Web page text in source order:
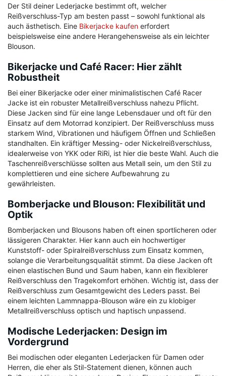
Der Stil deiner Lederjacke bestimmt oft, welcher
Reißverschluss-Typ am besten passt – sowohl funktional als
auch ästhetisch. Eine Bikerjacke kaufen erfordert
beispielsweise eine andere Herangehensweise als ein leichter
Blouson.
Bikerjacke und Café Racer: Hier zählt
Robustheit
Bei einer Bikerjacke oder einer minimalistischen Café Racer
Jacke ist ein robuster Metallreißverschluss nahezu Pflicht.
Diese Jacken sind für eine lange Lebensdauer und oft für den
Einsatz auf dem Motorrad konzipiert. Der Reißverschluss muss
starkem Wind, Vibrationen und häufigem Öffnen und Schließen
standhalten. Ein kräftiger Messing- oder Nickelreißverschluss,
idealerweise von YKK oder RiRi, ist hier die beste Wahl. Auch die
Taschenreißverschlüsse sollten aus Metall sein, um den Stil zu
komplettieren und eine sichere Aufbewahrung zu
gewährleisten.
Bomberjacke und Blouson: Flexibilität und
Optik
Bomberjacken und Blousons haben oft einen sportlicheren oder
lässigeren Charakter. Hier kann auch ein hochwertiger
Kunststoff- oder Spiralreißverschluss zum Einsatz kommen,
solange die Verarbeitungsqualität stimmt. Da diese Jacken oft
einen elastischen Bund und Saum haben, kann ein flexiblerer
Reißverschluss den Tragekomfort erhöhen. Wichtig ist, dass der
Reißverschluss zum Gesamtgewicht des Leders passt. Bei
einem leichten Lammnappa-Blouson wäre ein zu klobiger
Metallreißverschluss optisch und haptisch unpassend.
Modische Lederjacken: Design im
Vordergrund
Bei modischen oder eleganten Lederjacken für Damen oder
Herren, die eher als Stil-Statement dienen, können auch